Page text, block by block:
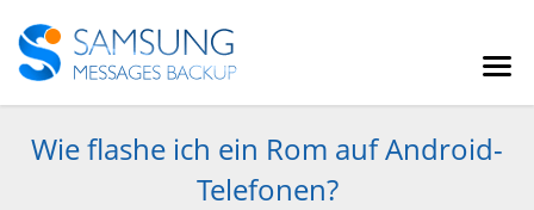
Wie flashe ich ein Rom auf Android-
Telefonen?